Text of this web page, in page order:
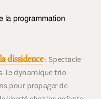
la programmation
dissidence: Spectacle
Le dynamique trio
pour propager de